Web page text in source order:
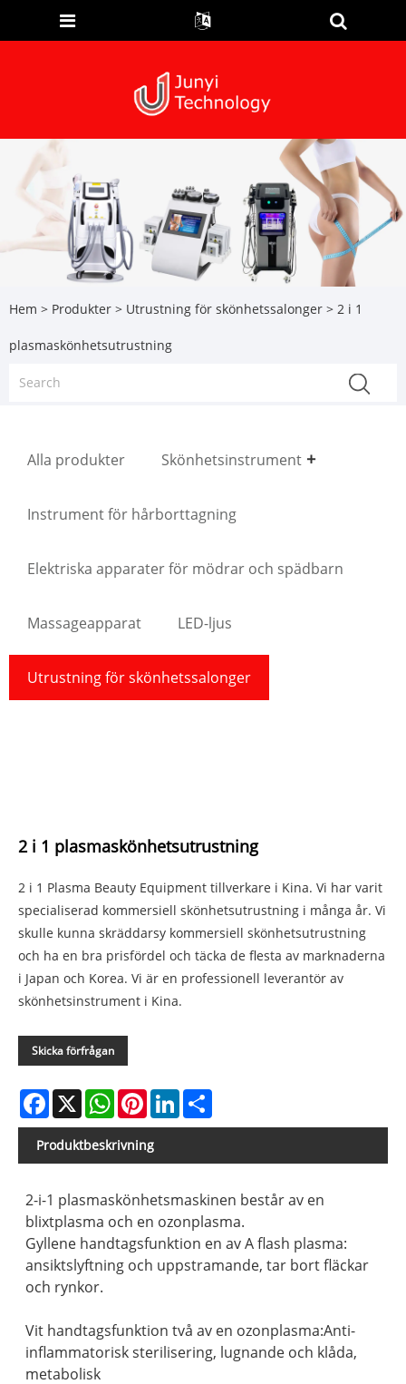
Hem > Produkter > Utrustning för skönhetssalonger > 2 i 1
plasmaskönhetsutrustning
Alla produkter Skönhetsinstrument
Instrument för hårborttagning
Elektriska apparater för mödrar och spädbarn
Massageapparat LED-ljus
Utrustning för skönhetssalonger
2 i 1 plasmaskönhetsutrustning
2 i 1 Plasma Beauty Equipment tillverkare i Kina. Vi har varit
specialiserad kommersiell skönhetsutrustning i många år. Vi
skulle kunna skräddarsy kommersiell skönhetsutrustning
och ha en bra prisfördel och täcka de flesta av marknaderna
i Japan och Korea. Vi är en professionell leverantör av
skönhetsinstrument i Kina.
Skicka förfrågan
Facebook
X WhatsAppPinterestLinkedIn
Produktbeskrivning
2-i-1 plasmaskönhetsmaskinen består av en
blixtplasma och en ozonplasma.
Gyllene handtagsfunktion en av A flash plasma:
ansiktslyftning och uppstramande, tar bort fläckar
och rynkor.
Vit handtagsfunktion två av en ozonplasma:Anti-
inflammatorisk sterilisering, lugnande och klåda,
metabolisk